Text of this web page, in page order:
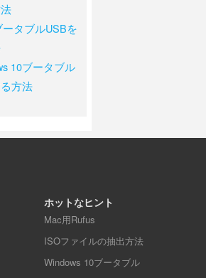
タブルUSBを
10ブータブル
方法
ホットなヒント
Mac用Rufus
ISOファイルの抽出方法
Windows 10ブータブル